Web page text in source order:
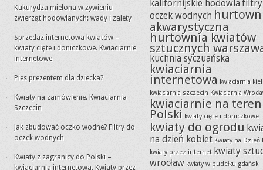
Kukurydza mielona w żywieniu
zwierząt hodowlanych: wady i zalety
Sprzedaż internetowa kwiatów –
kwiaty cięte i doniczkowe. Kwiaciarnie
internetowe
Pies prezentem dla dziecka?
Kwiaty na zamówienie. Kwiaciarnia
Szczecin
Jak zbudować oczko wodne? Filtry do
oczek wodnych
Kwiaty z zagranicy do Polski –
kwiaciarnia internetowa. Kwiaty przez
kalifornijskie hodowla filtry
oczek wodnych
akwarystyczna
hurtownia kwiatów
sztucznych
kuchnia syczuańska
kwiaciarnia
internetowa kwiaciarnia
kwiaciarnia szczecin Kwiaciarnia
kwiaciarnie na
Polski kwiaty cięte i doniczkowe
kwiaty do ogrodu
na dzień kobiet Kwiaty na Dzień
kwiaty przez internet kwiaty
wrocław kwiaty w pudełku gdańsk